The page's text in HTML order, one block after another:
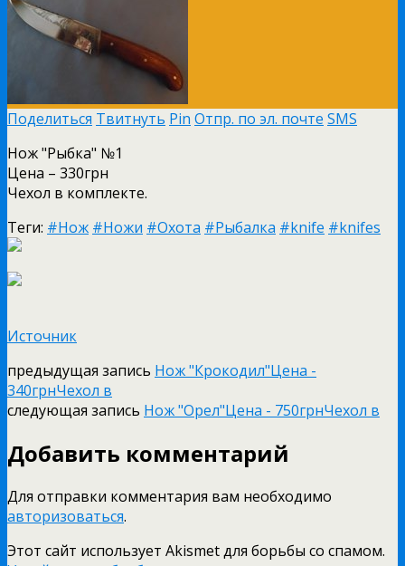
Поделиться Твитнуть Pin Отпр. по эл. почте SMS
Нож "Рыбка" №1
Цена – 330грн
Чехол в комплекте.
Теги: #Нож #Ножи #Охота #Рыбалка #knife #knifes
Источник
предыдущая запись Нож "Крокодил"Цена -
340грнЧехол в
следующая запись Нож "Орел"Цена - 750грнЧехол в
Добавить комментарий
Для отправки комментария вам необходимо
авторизоваться.
Этот сайт использует Akismet для борьбы со спамом.